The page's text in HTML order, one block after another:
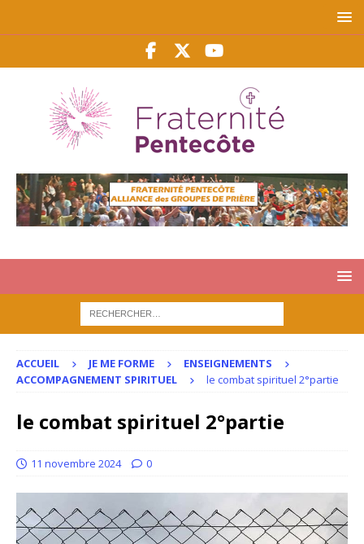
ACCUEIL JE ME FORME
ENSEIGNEMENTS
ACCOMPAGNEMENT SPIRITUEL
le combat spirituel 2°partie
le combat spirituel 2°partie
11 novembre 2024 0